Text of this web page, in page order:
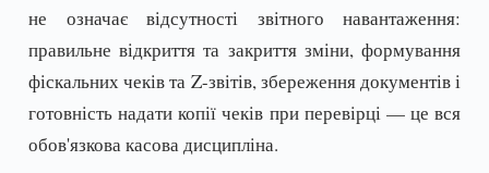
не означає відсутності звітного навантаження:
правильне відкриття та закриття зміни, формування
фіскальних чеків та Z-звітів, збереження документів і
готовність надати копії чеків при перевірці — це вся
обов'язкова касова дисципліна.